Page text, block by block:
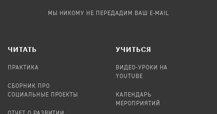
МЫ НИКОМУ НЕ ПЕРЕДАДИМ ВАШ E-MAIL
ЧИТАТЬ
ПРАКТИКА
СБОРНИК ПРО
СОЦИАЛЬНЫЕ ПРОЕКТЫ
УЧИТЬСЯ
ВИДЕО-УРОКИ НА
YOUTUBE
КАЛЕНДАРЬ
МЕРОПРИЯТИЙ